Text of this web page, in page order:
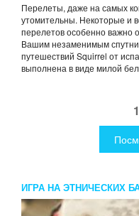
Перелеты, даже на самых
утомительны. Некоторые и
перелетов особенно важно
Вашим незаменимым
путешествий Squirrel от
выполнена в виде милой
ИГРА НА ЭТНИЧЕСКИХ